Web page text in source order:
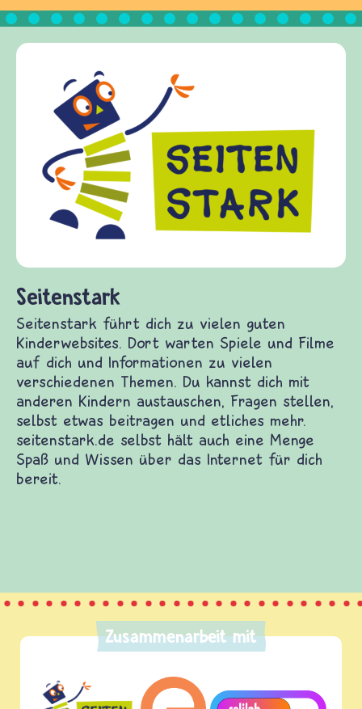
zu vielen guten Kinderwebsites. Dort warten
dich und Informationen zu vielen verschiedenen
mit anderen Kindern austauschen, Fragen
beitragen und etliches mehr. seitenstark.de
frieden-fragen.de ist
Kinder, Eltern und
Fragen von Krieg und
Gewalt informiert und
diesem
fragen.de bietet
und Frieden, Streit und
Zusammenarbeit mit